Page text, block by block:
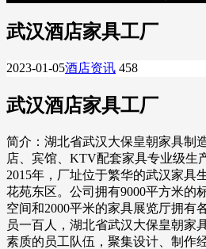
武汉酒店家具工厂
2023-01-05酒店资讯 458
武汉酒店家具工厂
简介：湖北省武汉大保皇朝家具制
店、宾馆、KTV配套家具专业级生
2015年，厂址位于繁华的武汉家具
花苑东区。公司拥有9000平方米的
空间和2000平米的家具展览厅拥有
员一百人，湖北省武汉大保皇朝家
素质的员工队伍，聚集设计、制作